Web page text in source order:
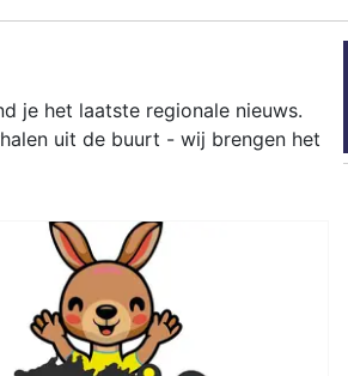
je het laatste regionale nieuws.
uit de buurt - wij brengen het
Duiven en andere gemeenten in